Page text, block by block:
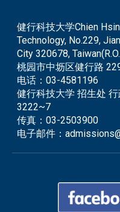
健行科技大学Chien
Technology, No.229,
City 320678,
桃园市中坜区健行路
电话：03-4581196
健行科技大学 招生处
3222~7
传真：03-2503900
电子邮件：